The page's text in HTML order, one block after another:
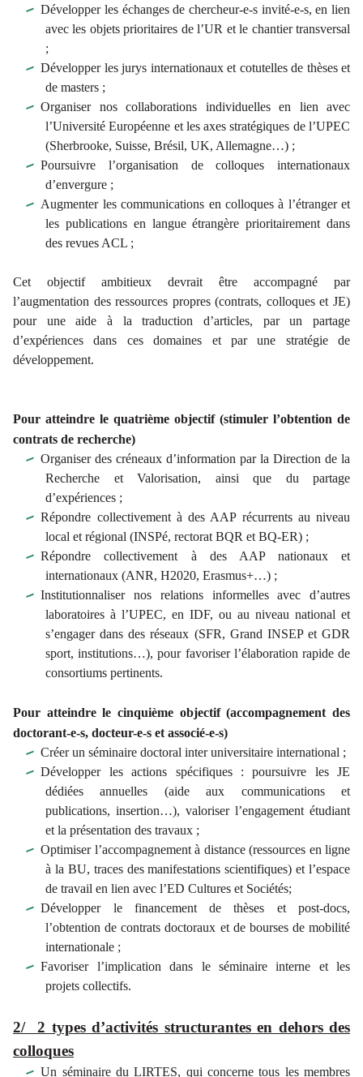
Développer les échanges de chercheur-e-s invité-e-s, en lien
avec les objets prioritaires de l’UR et le chantier transversal
;
Développer les jurys internationaux et cotutelles de thèses et
de masters ;
Organiser nos collaborations individuelles en lien avec
l’Université Européenne et les axes stratégiques de l’UPEC
(Sherbrooke, Suisse, Brésil, UK, Allemagne…) ;
Poursuivre l’organisation de colloques internationaux
d’envergure ;
Augmenter les communications en colloques à l’étranger et
les publications en langue étrangère prioritairement dans
des revues ACL ;
Cet objectif ambitieux devrait être accompagné par
l’augmentation des ressources propres (contrats, colloques et JE)
pour une aide à la traduction d’articles, par un partage
d’expériences dans ces domaines et par une stratégie de
développement.
Pour atteindre le quatrième objectif (stimuler l’obtention de
contrats de recherche)
Organiser des créneaux d’information par la Direction de la
Recherche et Valorisation, ainsi que du partage
d’expériences ;
Répondre collectivement à des AAP récurrents au niveau
local et régional (INSPé, rectorat BQR et BQ-ER) ;
Répondre collectivement à des AAP nationaux et
internationaux (ANR, H2020, Erasmus+…) ;
Institutionnaliser nos relations informelles avec d’autres
laboratoires à l’UPEC, en IDF, ou au niveau national et
s’engager dans des réseaux (SFR, Grand INSEP et GDR
sport, institutions…), pour favoriser l’élaboration rapide de
consortiums pertinents.
Pour atteindre le cinquième objectif (accompagnement des
doctorant-e-s, docteur-e-s et associé-e-s)
Créer un séminaire doctoral inter universitaire international ;
Développer les actions spécifiques : poursuivre les JE
dédiées annuelles (aide aux communications et
publications, insertion…), valoriser l’engagement étudiant
et la présentation des travaux ;
Optimiser l’accompagnement à distance (ressources en ligne
à la BU, traces des manifestations scientifiques) et l’espace
de travail en lien avec l’ED Cultures et Sociétés;
Développer le financement de thèses et post-docs,
l’obtention de contrats doctoraux et de bourses de mobilité
internationale ;
Favoriser l’implication dans le séminaire interne et les
projets collectifs.
2/ 2 types d’activités structurantes en dehors des
colloques
Un séminaire du LIRTES, qui concerne tous les membres